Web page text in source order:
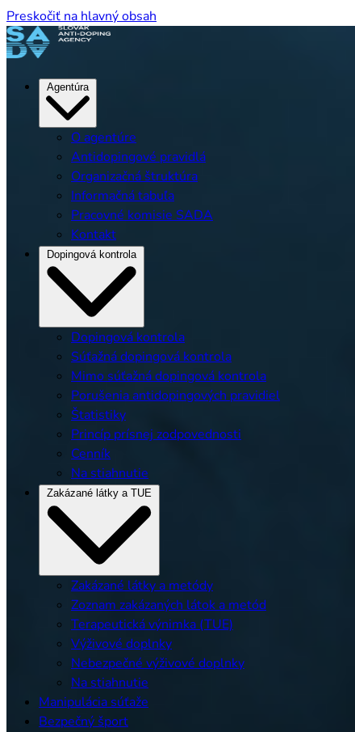
Preskočiť na hlavný obsah
Agentúra
O agentúre
Antidopingové pravidlá
Organizačná štruktúra
Informačná tabuľa
Pracovné komisie SADA
Kontakt
Dopingová kontrola
Dopingová kontrola
Súťažná dopingová kontrola
Mimo súťažná dopingová kontrola
Porušenia antidopingových pravidiel
Štatistiky
Princíp prísnej zodpovednosti
Cenník
Na stiahnutie
Zakázané látky a TUE
Zakázané látky a metódy
Zoznam zakázaných látok a metód
Terapeutická výnimka (TUE)
Výživové doplnky
Nebezpečné výživové doplnky
Na stiahnutie
Manipulácia súťaže
Bezpečný šport